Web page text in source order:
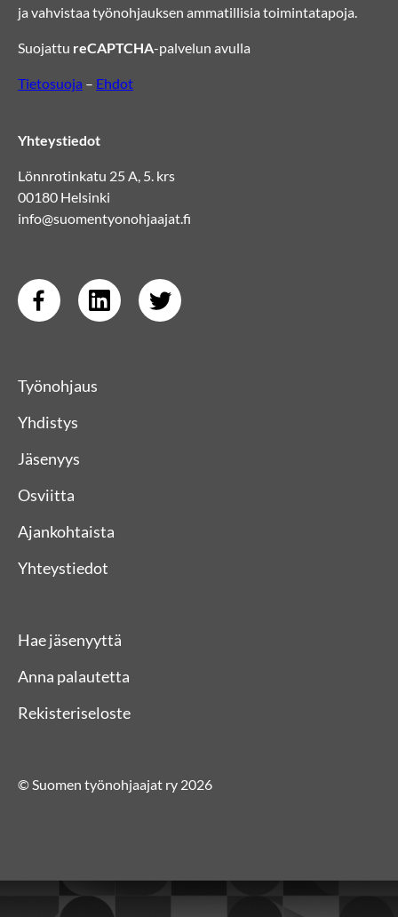
ja vahvistaa työnohjauksen ammatillisia toimintatapoja.
Suojattu reCAPTCHA-palvelun avulla
Tietosuoja – Ehdot
Yhteystiedot
Lönnrotinkatu 25 A, 5. krs
00180 Helsinki
info@suomentyonohjaajat.fi
Työnohjaus
Yhdistys
Jäsenyys
Osviitta
Ajankohtaista
Yhteystiedot
Hae jäsenyyttä
Anna palautetta
Rekisteriseloste
© Suomen työnohjaajat ry 2026